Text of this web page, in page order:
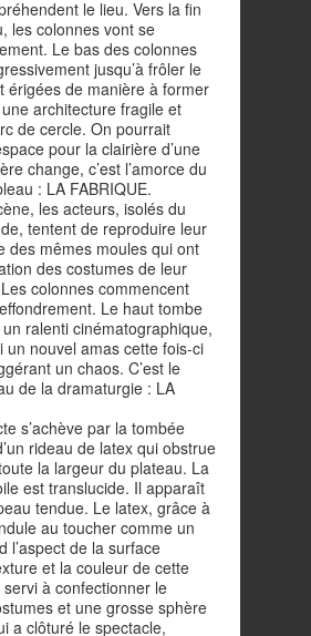
le lieu. Vers la fin
les colonnes vont se
Le bas des colonnes
jusqu’à frôler le
érigées de manière à former
architecture fragile et
de cercle. On pourrait
pour la clairière d’une
change, c’est l’amorce du
: LA FABRIQUE.
les acteurs, isolés du
tentent de reproduire leur
des mêmes moules qui ont
des costumes de leur
colonnes commencent
Le haut tombe
ralenti cinématographique,
un nouvel amas cette fois-ci
un chaos. C’est le
de la dramaturgie : LA
s’achève par la tombée
rideau de latex qui obstrue
la largeur du plateau. La
est translucide. Il apparaît
tendue. Le latex, grâce à
au toucher comme un
l’aspect de la surface
et la couleur de cette
à confectionner le
et une grosse sphère
a clôturé le spectacle,